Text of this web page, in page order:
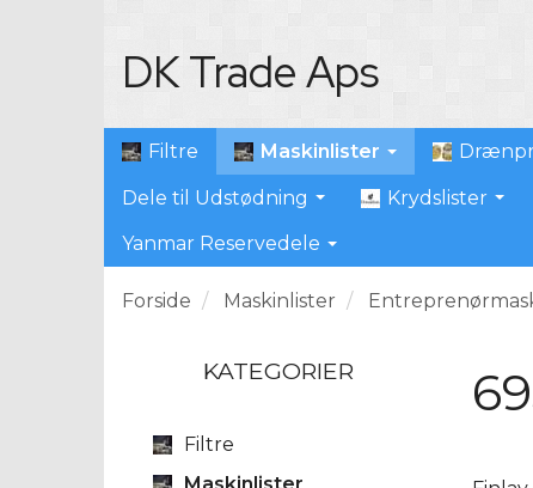
DK Trade Aps
Filtre Maskinlister
Dele til Udstødning Krydslister
Yanmar Reservedele
Forside Maskinlister
KATEGORIER
Filtre